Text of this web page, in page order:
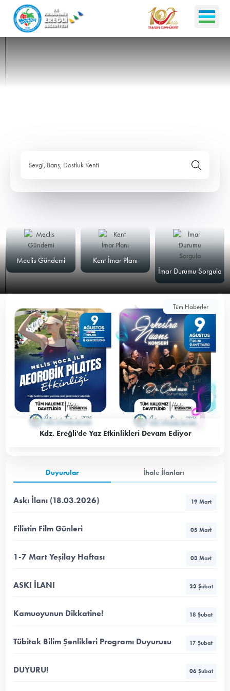
Sevgi, Barış, Dostluk Kenti
Meclis Gündemi
Kent İmar Planı
İmar Durumu Sorgula
Tüm Haberler
Kdz. Ereğli'de Yaz Etkinlikleri Devam Ediyor
Duyurular İhale İlanları
Askı İlanı (18.03.2026) 19 Mart
Filistin Film Günleri 05 Mart
1-7 Mart Yeşilay Haftası 03 Mart
ASKI İLANI 23 Şubat
Kamuoyunun Dikkatine! 18 Şubat
Tübitak Bilim Şenlikleri Programı Duyurusu 17 Şubat
DUYURU! 06 Şubat